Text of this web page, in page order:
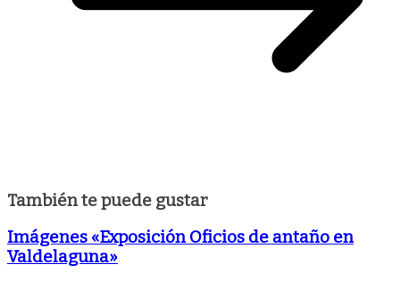
También te puede gustar
Imágenes «Exposición Oficios de antaño en
Valdelaguna»